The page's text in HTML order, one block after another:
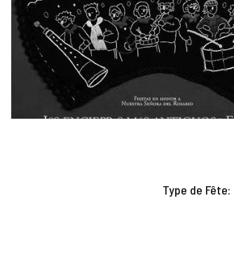
Type de Fête